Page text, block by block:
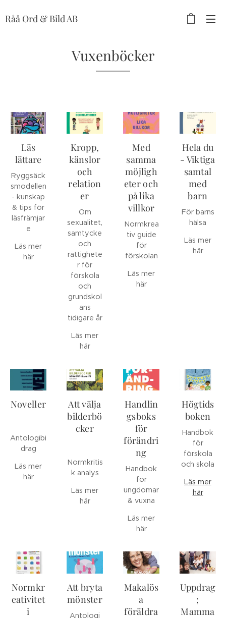
Råå Ord & Bild AB
Vuxenböcker
Läs
lättare
Ryggsäck
smodellen
- kunskap
& tips för
läsfrämjar
e
Läs mer
här
Kropp,
känslor
och
relation
er
Om
sexualitet,
samtycke
och
rättighete
r för
förskola
och
grundskol
ans
tidigare år
Läs mer
här
Med
samma
möjligh
eter och
på lika
villkor
Normkrea
tiv guide
för
förskolan
Läs mer
här
Hela du
- Viktiga
samtal
med
barn
För barns
hälsa
Läs mer
här
Noveller
Antologibi
drag
Läs mer
här
Att välja
bilderbö
cker
Normkritis
k analys
Läs mer
här
Handlin
gsboks
för
förändri
ng
Handbok
för
ungdomar
& vuxna
Läs mer
här
Högtids
boken
Handbok
för
förskola
och skola
Läs mer
här
Normkr
eativitet
i
Att bryta
mönster
Antologi
Makalös
a
föräldra
Uppdrag
;
Mamma